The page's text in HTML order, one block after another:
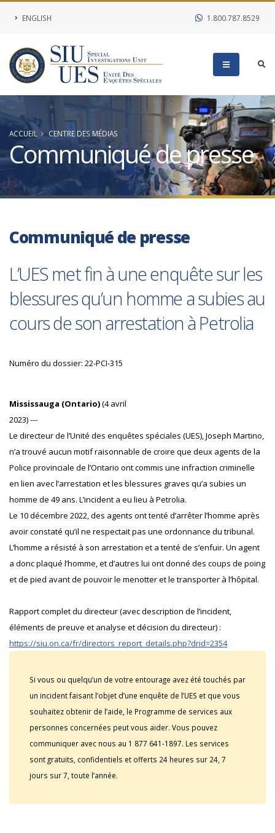
ENGLISH 1.800.787.8529
ACCUEIL CENTRE DES MÉDIAS
Communiqué de presse
Communiqué de presse
L’UES met fin à une enquête sur les
blessures qu’un homme a subies au
cours de son arrestation à Petrolia
Numéro du dossier: 22-PCI-315
Mississauga (Ontario)(4 avril
2023) ---
Le directeur de l’Unité des enquêtes spéciales (UES), Joseph Martino,
n’a trouvé aucun motif raisonnable de croire que deux agents de la
Police provinciale de l’Ontario ont commis une infraction criminelle
en lien avec l’arrestation et les blessures graves qu’a subies un
homme de 49 ans. L’incident a eu lieu à Petrolia.
Le 10 décembre 2022, des agents ont tenté d’arrêter l’homme après
avoir constaté qu’il ne respectait pas une ordonnance du tribunal.
L’homme a résisté à son arrestation et a tenté de s’enfuir. Un agent
a donc plaqué l’homme, et d’autres lui ont donné des coups de poing
et de pied avant de pouvoir le menotter et le transporter à l’hôpital.
Rapport complet du directeur (avec description de l’incident,
éléments de preuve et analyse et décision du directeur) :
https://siu.on.ca/fr/directors_report_details.php?drid=2354
Si vous ou quelqu’un de votre entourage avez été touchés par
un incident faisant l’objet d’une enquête de l’UES et que vous
souhaitez obtenir de l’aide, le Programme de services aux
personnes concernées peut vous aider. Vous pouvez
communiquer avec nous au 1 877 641-1897. Les services
sont gratuits, confidentiels et offerts 24 heures sur 24, 7
jours sur 7, toute l’année.